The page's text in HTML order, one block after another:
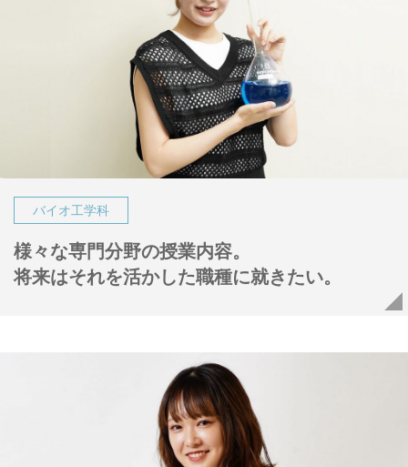
バイオ工学科
様々な専門分野の授業内容。
将来はそれを活かした職種に就きたい。